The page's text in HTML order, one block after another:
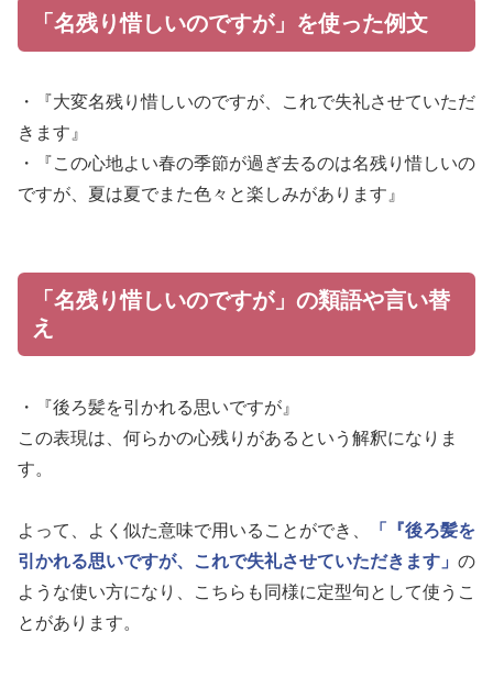
「名残り惜しいのですが」を使った例文
・『大変名残り惜しいのですが、これで失礼させていただ
きます』
・『この心地よい春の季節が過ぎ去るのは名残り惜しいの
ですが、夏は夏でまた色々と楽しみがあります』
「名残り惜しいのですが」の類語や言い替
え
・『後ろ髪を引かれる思いですが』
この表現は、何らかの心残りがあるという解釈になりま
す。
よって、よく似た意味で用いることができ、
「『後ろ髪を
引かれる思いですが、これで失礼させていただきます」 の
ような使い方になり、こちらも同様に定型句として使うこ
とがあります。